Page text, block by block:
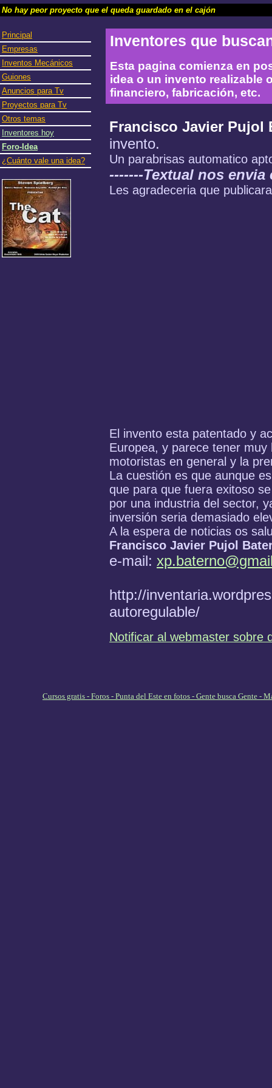
No hay peor proyecto que el queda guardado en el cajón
Principal
Empresas
Inventos Mecánicos
Guiones
Anuncios para Tv
Proyectos para Tv
Otros temas
Inventores hoy
Foro-Idea
¿Cuánto vale una idea?
Inventores que
Esta pagina comienza en
idea o un invento realizable
financiero, fabricación, etc.
Francisco Javier Pujol
invento.
Un parabrisas automatico
-------Textual nos envia
Les agradeceria que
El invento esta patentado y
Europea, y parece tener
motoristas en general y la
La cuestión es que aunque
que para que fuera exitoso
por una industria del sector,
inversión seria demasiado
A la espera de noticias os
Francisco Javier Pujol
e-mail:
http://
autoregulable/
Notificar al webmaster sobre
Cursos gratis - Foros - Punta del Este en fotos - Gente busca Gente -